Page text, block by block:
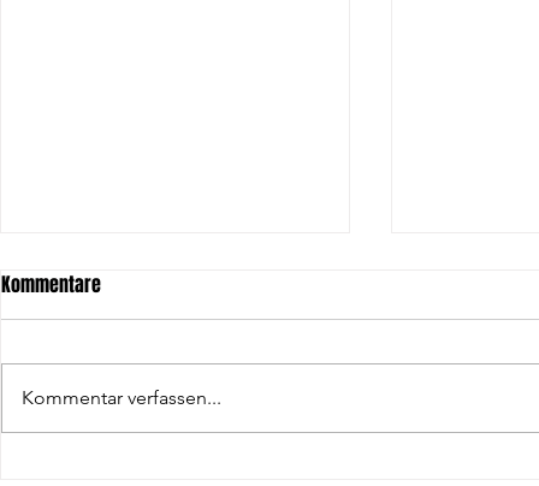
Kommentare
Kommentar verfassen...